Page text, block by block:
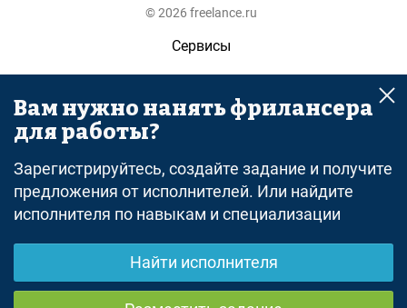
© 2026 freelance.ru
Сервисы
Помощь
Поиск
Оферта
Политика конфиденциальности
Дисклеймер о ЗоЗПП
Отказ от ответственности
Вам нужно нанять фрилансера
для работы?
Зарегистрируйтесь, создайте задание и получите
предложения от исполнителей. Или найдите
исполнителя по навыкам и специализации
Найти исполнителя